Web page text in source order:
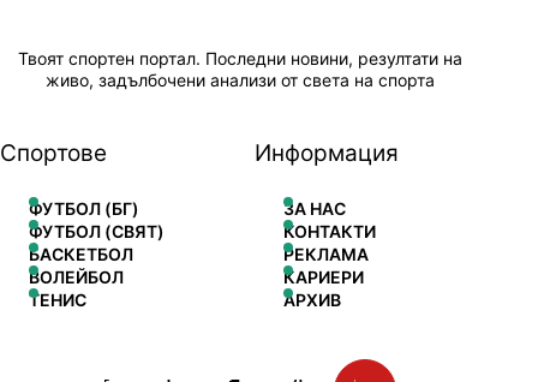
Твоят спортен портал. Последни новини, резултати на
живо, задълбочени анализи от света на спорта
Спортове
ФУТБОЛ (БГ)
ФУТБОЛ (СВЯТ)
БАСКЕТБОЛ
ВОЛЕЙБОЛ
ТЕНИС
Информация
ЗА НАС
КОНТАКТИ
РЕКЛАМА
КАРИЕРИ
АРХИВ